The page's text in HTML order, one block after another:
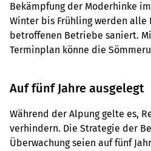
Bekämpfung der Moderhinke
Winter bis Frühling werden
betroffenen Betriebe saniert.
Terminplan könne die
Auf fünf Jahre ausgelegt
Während der Alpung gelte es,
verhindern. Die Strategie der
Überwachung seien auf fünf